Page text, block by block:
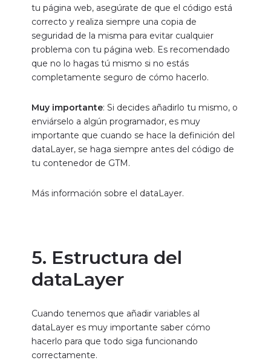
tu página web, asegúrate de que el código está
correcto y realiza siempre una copia de
seguridad de la misma para evitar cualquier
problema con tu página web. Es recomendado
que no lo hagas tú mismo si no estás
completamente seguro de cómo hacerlo.
Muy importante: Si decides añadirlo tu mismo, o
enviárselo a algún programador, es muy
importante que cuando se hace la definición del
dataLayer, se haga siempre antes del código de
tu contenedor de GTM.
Más información sobre el dataLayer.
5. Estructura del
dataLayer
Cuando tenemos que añadir variables al
dataLayer es muy importante saber cómo
hacerlo para que todo siga funcionando
correctamente.